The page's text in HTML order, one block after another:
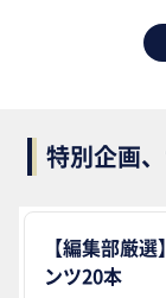
特別企画
【編集部厳
ンツ20本